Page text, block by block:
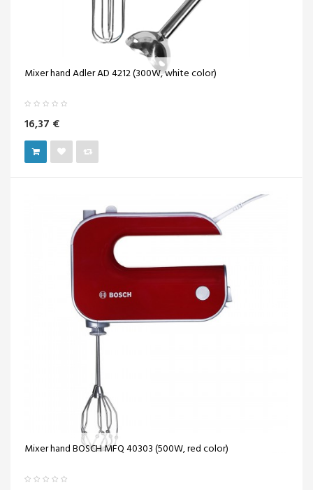
Mixer hand Adler AD 4212 (300W, white color)
16,37 €
Mixer hand BOSCH MFQ 40303 (500W, red color)